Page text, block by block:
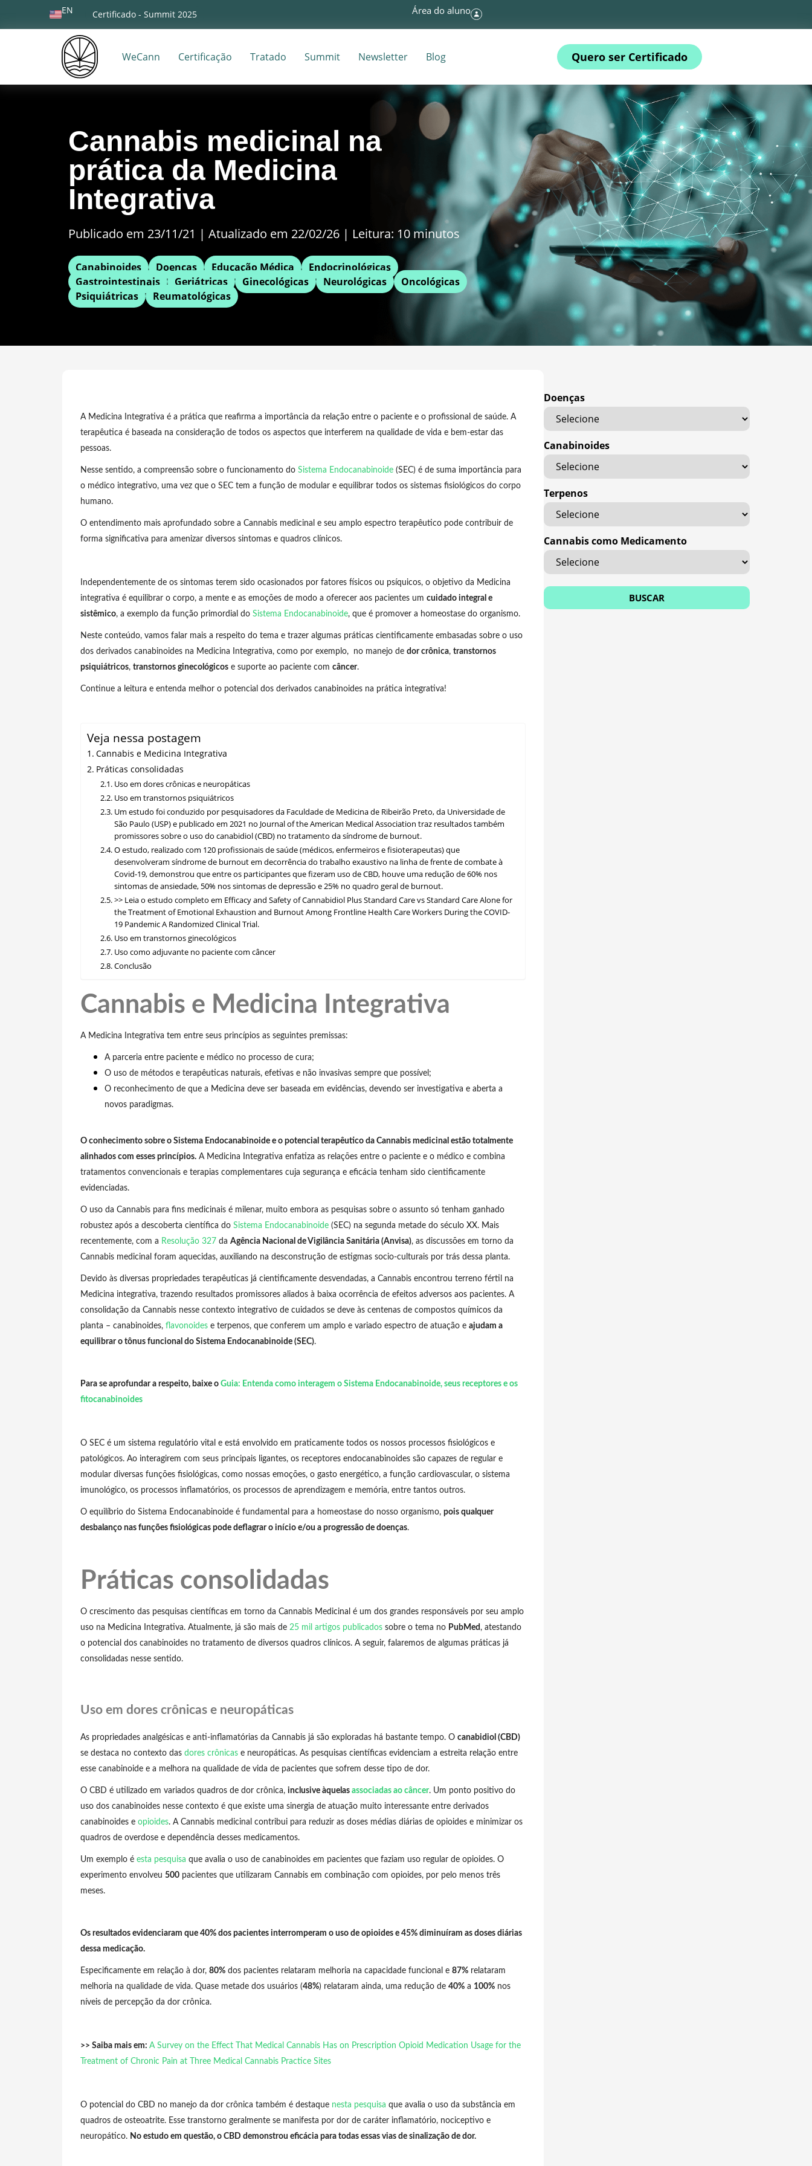
EN Certificado - Summit 2025 Área do aluno
WeCann Certificação Tratado Summit Newsletter Blog Quero ser Certificado
Cannabis medicinal na
prática da Medicina
Integrativa
Publicado em 23/11/21 | Atualizado em 22/02/26 | Leitura: 10 minutos
Canabinoides Doenças Educação Médica
Endocrinológicas
Gastrointestinais
Geriátricas Ginecológicas Neurológicas
Oncológicas
Psiquiátricas
Reumatológicas
A Medicina Integrativa é a prática que reafirma a importância da relação entre o paciente e o profissional de saúde. A
terapêutica é baseada na consideração de todos os aspectos que interferem na qualidade de vida e bem-estar das
pessoas.
Nesse sentido, a compreensão sobre o funcionamento do Sistema Endocanabinoide(SEC) é de suma importância para
o médico integrativo, uma vez que o SEC tem a função de modular e equilibrar todos os sistemas fisiológicos do corpo
humano.
O entendimento mais aprofundado sobre a Cannabis medicinal e seu amplo espectro terapêutico pode contribuir de
forma significativa para amenizar diversos sintomas e quadros clínicos.
Independentemente de os sintomas terem sido ocasionados por fatores físicos ou psíquicos, o objetivo da Medicina
integrativa é equilibrar o corpo, a mente e as emoções de modo a oferecer aos pacientes um cuidado integral e
sistêmico, a exemplo da função primordial do Sistema Endocanabinoide, que é promover a homeostase do organismo.
Neste conteúdo, vamos falar mais a respeito do tema e trazer algumas práticas cientificamente embasadas sobre o uso
dos derivados canabinoides na Medicina Integrativa, como por exemplo, no manejo de dor crônica, transtornos
psiquiátricos, transtornos ginecológicose suporte ao paciente com câncer.
Continue a leitura e entenda melhor o potencial dos derivados canabinoides na prática integrativa!
Veja nessa postagem
Cannabis e Medicina Integrativa
Práticas consolidadas
Uso em dores crônicas e neuropáticas
Uso em transtornos psiquiátricos
Um estudo foi conduzido por pesquisadores da Faculdade de Medicina de Ribeirão Preto, da Universidade de
São Paulo (USP) e publicado em 2021 no Journal of the American Medical Association traz resultados também
promissores sobre o uso do canabidiol (CBD) no tratamento da síndrome de burnout.
O estudo, realizado com 120 profissionais de saúde (médicos, enfermeiros e fisioterapeutas) que
desenvolveram síndrome de burnout em decorrência do trabalho exaustivo na linha de frente de combate à
Covid-19, demonstrou que entre os participantes que fizeram uso de CBD, houve uma redução de 60% nos
sintomas de ansiedade, 50% nos sintomas de depressão e 25% no quadro geral de burnout.
>> Leia o estudo completo em Efficacy and Safety of Cannabidiol Plus Standard Care vs Standard Care Alone for
the Treatment of Emotional Exhaustion and Burnout Among Frontline Health Care Workers During the COVID-
19 Pandemic A Randomized Clinical Trial.
Uso em transtornos ginecológicos
Uso como adjuvante no paciente com câncer
Conclusão
Cannabis e Medicina Integrativa
A Medicina Integrativa tem entre seus princípios as seguintes premissas:
A parceria entre paciente e médico no processo de cura;
O uso de métodos e terapêuticas naturais, efetivas e não invasivas sempre que possível;
O reconhecimento de que a Medicina deve ser baseada em evidências, devendo ser investigativa e aberta a
novos paradigmas.
O conhecimento sobre o Sistema Endocanabinoide e o potencial terapêutico da Cannabis medicinal estão totalmente
alinhados com esses princípios.A Medicina Integrativa enfatiza as relações entre o paciente e o médico e combina
tratamentos convencionais e terapias complementares cuja segurança e eficácia tenham sido cientificamente
evidenciadas.
O uso da Cannabis para fins medicinais é milenar, muito embora as pesquisas sobre o assunto só tenham ganhado
robustez após a descoberta científica doSistema Endocanabinoide(SEC) na segunda metade do século XX. Mais
recentemente, com a Resolução 327 da Agência Nacional de Vigilância Sanitária (Anvisa), as discussões em torno da
Cannabis medicinal foram aquecidas, auxiliando na desconstrução de estigmas socio-culturais por trás dessa planta.
Devido às diversas propriedades terapêuticas já cientificamente desvendadas, a Cannabis encontrou terreno fértil na
Medicina integrativa, trazendo resultados promissores aliados à baixa ocorrência de efeitos adversos aos pacientes. A
consolidação da Cannabis nesse contexto integrativo de cuidados se deve às centenas de compostos químicos da
planta – canabinoides,flavonoidese terpenos, que conferem um amplo e variado espectro de atuação e ajudam a
equilibrar o tônus funcional do Sistema Endocanabinoide (SEC).
Para se aprofundar a respeito, baixe oGuia: Entenda como interagem o Sistema Endocanabinoide, seus receptores e os
fitocanabinoides
O SEC é um sistema regulatório vital e está envolvido em praticamente todos os nossos processos fisiológicos e
patológicos. Ao interagirem com seus principais ligantes, os receptores endocanabinoides são capazes de regular e
modular diversas funções fisiológicas, como nossas emoções, o gasto energético, a função cardiovascular, o sistema
imunológico, os processos inflamatórios, os processos de aprendizagem e memória, entre tantos outros.
O equilíbrio do Sistema Endocanabinoide é fundamental para a homeostase do nosso organismo, pois qualquer
desbalanço nas funções fisiológicas pode deflagrar o início e/ou a progressão de doenças.
Práticas consolidadas
O crescimento das pesquisas científicas em torno da Cannabis Medicinal é um dos grandes responsáveis por seu amplo
uso na Medicina Integrativa. Atualmente, já são mais de 25 mil artigos publicadossobre o tema no PubMed, atestando
o potencial dos canabinoides no tratamento de diversos quadros clínicos. A seguir, falaremos de algumas práticas já
consolidadas nesse sentido.
Uso em dores crônicas e neuropáticas
As propriedades analgésicas e anti-inflamatórias da Cannabis já são exploradas há bastante tempo. O canabidiol (CBD)
se destaca no contexto das dores crônicase neuropáticas. As pesquisas científicas evidenciam a estreita relação entre
esse canabinoide e a melhora na qualidade de vida de pacientes que sofrem desse tipo de dor.
O CBD é utilizado em variados quadros de dor crônica, inclusive àquelasassociadas ao câncer. Um ponto positivo do
uso dos canabinoides nesse contexto é que existe uma sinergia de atuação muito interessante entre derivados
canabinoides e opioides. A Cannabis medicinal contribui para reduzir as doses médias diárias de opioides e minimizar os
quadros de overdose e dependência desses medicamentos.
Um exemplo é esta pesquisa que avalia o uso de canabinoides em pacientes que faziam uso regular de opioides. O
experimento envolveu 500pacientes que utilizaram Cannabis em combinação com opioides, por pelo menos três
meses.
Os resultados evidenciaram que 40% dos pacientes interromperam o uso de opioides e 45% diminuíram as doses diárias
dessa medicação.
Especificamente em relação à dor, 80%dos pacientes relataram melhoria na capacidade funcional e 87%relataram
melhoria na qualidade de vida. Quase metade dos usuários (48%) relataram ainda, uma redução de 40%a 100%nos
níveis de percepção da dor crônica.
>> Saiba mais em: A Survey on the Effect That Medical Cannabis Has on Prescription Opioid Medication Usage for the
Treatment of Chronic Pain at Three Medical Cannabis Practice Sites
O potencial do CBD no manejo da dor crônica também é destaque nesta pesquisa que avalia o uso da substância em
quadros de osteoatrite. Esse transtorno geralmente se manifesta por dor de caráter inflamatório, nociceptivo e
neuropático. No estudo em questão, o CBD demonstrou eficácia para todas essas vias de sinalização de dor.
Doenças
Canabinoides
Terpenos
Cannabis como Medicamento